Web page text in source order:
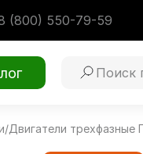
(800) 550-79-59
/Двигатели трехфазные